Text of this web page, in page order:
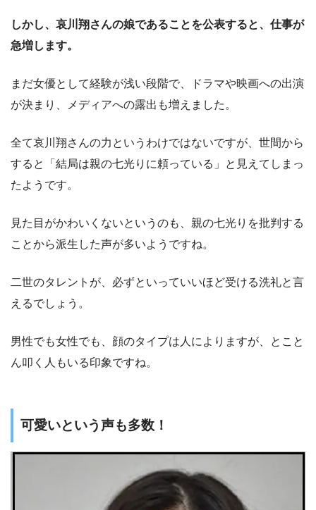
しかし、哀川翔さんの娘であることを公表すると、仕事が
急増します。
まだ女優として経験が浅い段階で、ドラマや映画への出演
が決まり、メディアへの露出も増えました。
全て哀川翔さんの力というわけではないですが、世間から
すると「結局は親の七光りに頼っている」と見えてしまっ
たようです。
見た目がかわいくないというのも、親の七光りを批判する
ことから派生した声が多いようですね。
二世のタレントが、必ずといっていいほど受ける洗礼と言
えるでしょう。
男性でも女性でも、顔のタイプは人によりますが、とこと
ん叩く人もいる印象ですね。
可愛いという声も多数！